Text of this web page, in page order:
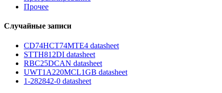
Прочее
Случайные записи
CD74HCT74MTE4 datasheet
STTH812DI datasheet
RBC25DCAN datasheet
UWT1A220MCL1GB datasheet
1-282842-0 datasheet